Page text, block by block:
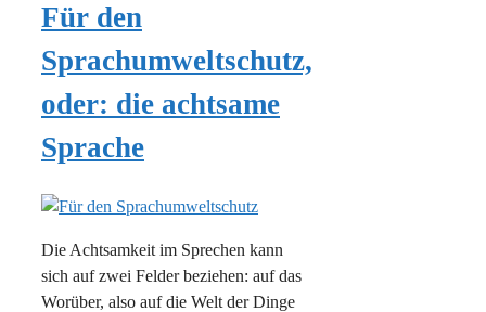
Für den
Sprachumweltschutz,
oder: die achtsame
Sprache
Die Achtsamkeit im Sprechen kann
sich auf zwei Felder beziehen: auf das
Worüber, also auf die Welt der Dinge